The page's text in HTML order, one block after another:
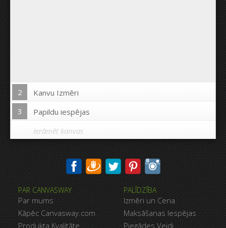
2
Kanvu Izmēri
3
Papildu iespējas
Drukāt uz kanvas malām:
Nē
Attālums starp bildēm:
Ierāmēt kanvas
PAR CANVASWAY
Par mums
Kāpēc Canvasway.com
Produkta Kvalitāte
PALĪDZĪBA
Izmēri un Cena
Maksāšanas Iespējas
Piegādes Veidi